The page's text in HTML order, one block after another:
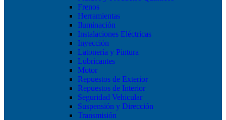
Frenos
Herramientas
Iluminación
Instalaciones Eléctricas
Inyección
Latonería y Pintura
Lubricantes
Motor
Repuestos de Exterior
Repuestos de Interior
Seguridad Vehicular
Suspensión y Dirección
Transmisión